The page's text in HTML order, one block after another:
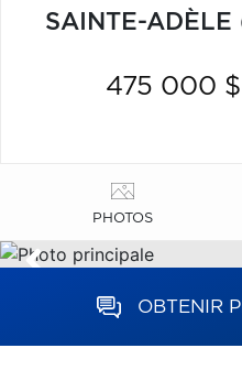
SAINTE-
475 000
PHOTOS
OBTENIR